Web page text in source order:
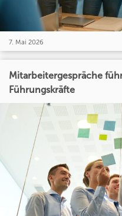
7. Mai 2026
Mitarbeitergespräche
Führungskräfte